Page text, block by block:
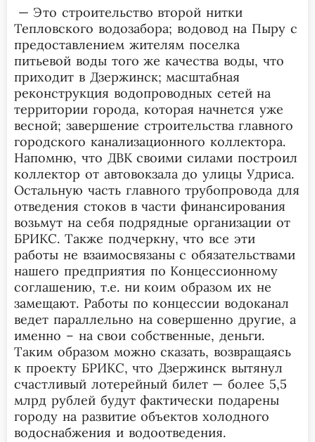
— Это строительство второй нитки
Тепловского водозабора; водовод на Пыру с
предоставлением жителям поселка
питьевой воды того же качества воды, что
приходит в Дзержинск; масштабная
реконструкция водопроводных сетей на
территории города, которая начнется уже
весной; завершение строительства главного
городского канализационного коллектора.
Напомню, что ДВК своими силами построил
коллектор от автовокзала до улицы Удриса.
Остальную часть главного трубопровода для
отведения стоков в части финансирования
возьмут на себя подрядные организации от
БРИКС. Также подчеркну, что все эти
работы не взаимосвязаны с обязательствами
нашего предприятия по Концессионному
соглашению, т.е. ни коим образом их не
замещают. Работы по концессии водоканал
ведет параллельно на совершенно другие, а
именно – на свои собственные, деньги.
Таким образом можно сказать, возвращаясь
к проекту БРИКС, что Дзержинск вытянул
счастливый лотерейный билет — более 5,5
млрд рублей будут фактически подарены
городу на развитие объектов холодного
водоснабжения и водоотведения.